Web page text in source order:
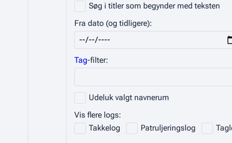
Søg i titler som begynder med teksten
Fra dato (og tidligere):
Tag-filter:
Udeluk valgt navnerum
Vis flere logs:
Takkelog
Patruljeringslog